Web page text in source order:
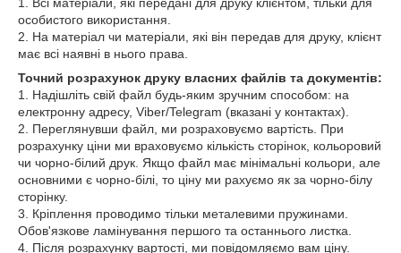
особистого використання.
2. На матеріал чи матеріали, які він передав для друку, клієнт
має всі наявні в нього права.
Точний розрахунок друку власних файлів та документів:
1. Надішліть свій файл будь-яким зручним способом: на
електронну адресу, Viber/Telegram (вказані у контактах).
2. Переглянувши файл, ми розраховуємо вартість. При
розрахунку ціни ми враховуємо кількість сторінок, кольоровий
чи чорно-білий друк. Якщо файл має мінімальні кольори, але
основними є чорно-білі, то ціну ми рахуємо як за чорно-білу
сторінку.
3. Кріплення проводимо тільки металевими пружинами.
Обов'язкове ламінування першого та останнього листка.
4. Після розрахунку вартості, ми повідомляємо вам ціну.